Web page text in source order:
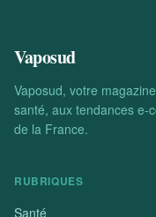
Vaposud
Vaposud, votre
santé, aux tendances e-
de la France.
RUBRIQUES
Santé